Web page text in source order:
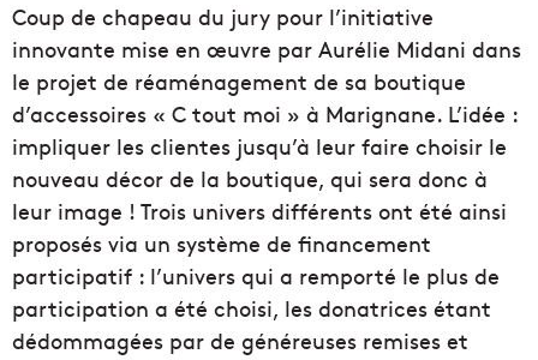
Coup de chapeau du jury pour l’initiative
innovante mise en œuvre par Aurélie Midani dans
le projet de réaménagement de sa boutique
d’accessoires « C tout moi » à Marignane. L’idée :
impliquer les clientes jusqu’à leur faire choisir le
nouveau décor de la boutique, qui sera donc à
leur image ! Trois univers différents ont été ainsi
proposés via un système de financement
participatif : l’univers qui a remporté le plus de
participation a été choisi, les donatrices étant
dédommagées par de généreuses remises et